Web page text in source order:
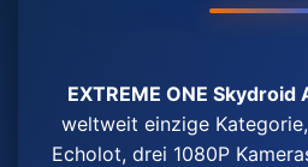
EXTREME ONE Skydroid
weltweit einzige
Echolot, drei 1080P